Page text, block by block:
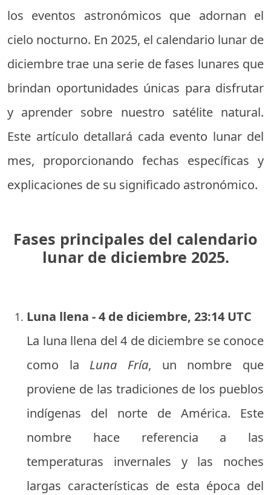
los eventos astronómicos que adornan el
cielo nocturno. En 2025, el calendario lunar de
diciembre trae una serie de fases lunares que
brindan oportunidades únicas para disfrutar
y aprender sobre nuestro satélite natural.
Este artículo detallará cada evento lunar del
mes, proporcionando fechas específicas y
explicaciones de su significado astronómico.
Fases principales del calendario
lunar de diciembre 2025.
Luna llena - 4 de diciembre, 23:14 UTC
La luna llena del 4 de diciembre se conoce
como la Luna Fría, un nombre que
proviene de las tradiciones de los pueblos
indígenas del norte de América. Este
nombre hace referencia a las
temperaturas invernales y las noches
largas características de esta época del